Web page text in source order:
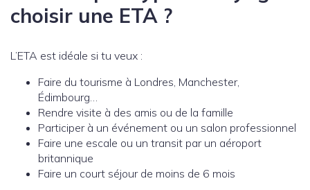
choisir une ETA ?
L’ETA est idéale si tu veux :
Faire du tourisme à Londres, Manchester,
Édimbourg…
Rendre visite à des amis ou de la famille
Participer à un événement ou un salon professionnel
Faire une escale ou un transit par un aéroport
britannique
Faire un court séjour de moins de 6 mois